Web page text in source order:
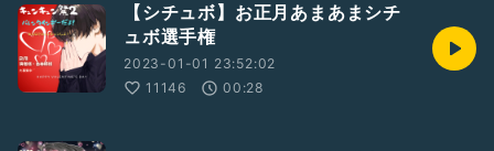
【シチュボ】お正月あまあまシチ
ュボ選手権
2023-01-01 23:52:02
11146
00:28